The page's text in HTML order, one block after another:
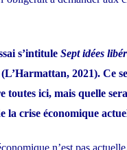
s’intitule Sept idées
(L’Harmattan, 2021). Ce
toutes ici, mais quelle
la crise économique